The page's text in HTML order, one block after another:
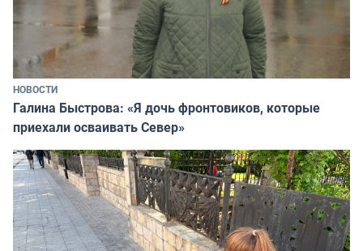
НОВОСТИ
Галина Быстрова: «Я дочь фронтовиков, которые
приехали осваивать Север»